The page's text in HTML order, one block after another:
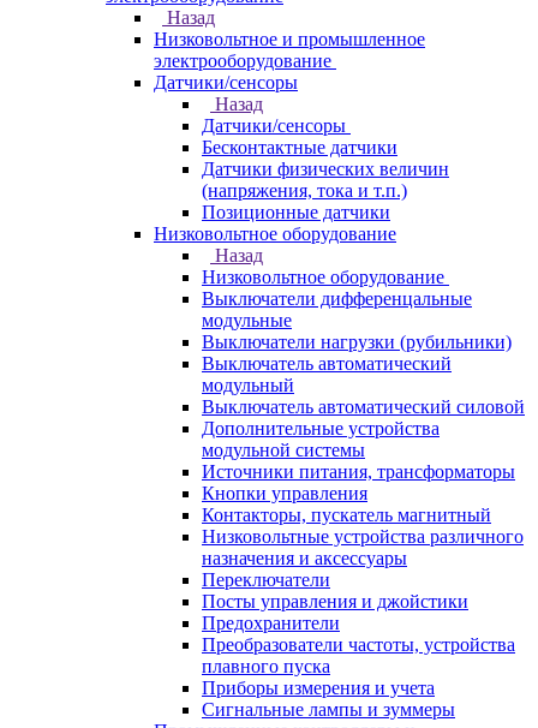
Назад
Низковольтное и промышленное
электрооборудование
Датчики/сенсоры
Назад
Датчики/сенсоры
Бесконтактные датчики
Датчики физических величин
(напряжения, тока и т.п.)
Позиционные датчики
Низковольтное оборудование
Назад
Низковольтное оборудование
Выключатели дифференцальные
модульные
Выключатели нагрузки (рубильники)
Выключатель автоматический
модульный
Выключатель автоматический силовой
Дополнительные устройства
модульной системы
Источники питания, трансформаторы
Кнопки управления
Контакторы, пускатель магнитный
Низковольтные устройства различного
назначения и аксессуары
Переключатели
Посты управления и джойстики
Предохранители
Преобразователи частоты, устройства
плавного пуска
Приборы измерения и учета
Сигнальные лампы и зуммеры